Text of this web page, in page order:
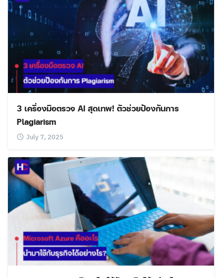
3 เครื่องมือตรวจ AI สุดเทพ! ตัวช่วยป้องกันการ
Plagiarism
July 7, 2025